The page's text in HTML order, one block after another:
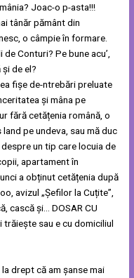
Joac-o p-asta!!!
tânăr pământ din
o câmpie în formare.
Conturi? Pe bune acu’,
de el?
fișe de-ntrebări preluate
și mâna pe
fără cetățenia română, o
pe undeva, sau mă duc
despre un tip care locuia de
apartament în
a obținut cetățenia după
avizul „Șefilor la Cuțite”,
cască și… DOSAR CU
trăiește sau e cu domiciliul
drept că am șanse mai